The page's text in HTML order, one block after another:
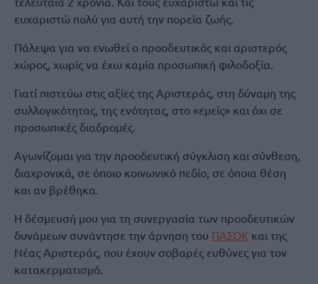
ευχαριστώ πολύ για αυτή την πορεία ζωής.
Πάλεψα για να ενωθεί ο προοδευτικός και αριστερός
χώρος, χωρίς να έχω καμία προσωπική φιλοδοξία.
Γιατί πιστεύω στις αξίες της Αριστεράς, στη δύναμη της
συλλογικότητας, της ενότητας, στο «εμείς» και όχι σε
προσωπικές διαδρομές.
Αγωνίζομαι για την προοδευτική σύγκλιση και σύνθεση,
διαχρονικά, σε όποιο κοινωνικό πεδίο, σε όποια θέση
και αν βρέθηκα.
Η δέσμευσή μου για τη συνεργασία των προοδευτικών
δυνάμεων συνάντησε την άρνηση του ΠΑΣΟΚ και της
Νέας Αριστεράς, που έχουν σοβαρές ευθύνες για τον
κατακερματισμό.